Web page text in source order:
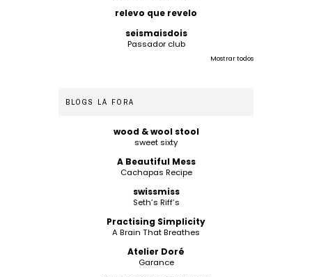
relevo que revelo
seismaisdois
Passador club
Mostrar todos
BLOGS LÁ FORA
wood & wool stool
sweet sixty
A Beautiful Mess
Cachapas Recipe
swissmiss
Seth’s Riff’s
Practising Simplicity
A Brain That Breathes
Atelier Doré
Garance